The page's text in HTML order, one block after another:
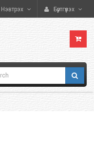
Нэвтрэх Бүртгүүлэх